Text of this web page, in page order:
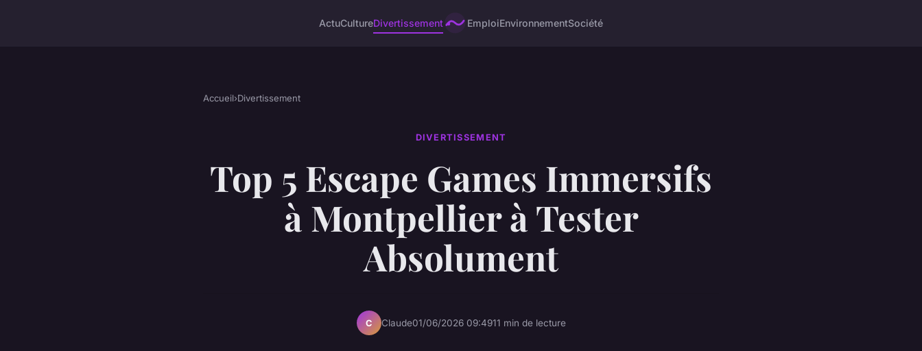
ActuCultureDivertissement EmploiEnvironnementSociété
Accueil›Divertissement
DIVERTISSEMENT
Top 5 Escape Games Immersifs
à Montpellier à Tester
Absolument
C Claude01/06/2026 09:4911 min de lecture